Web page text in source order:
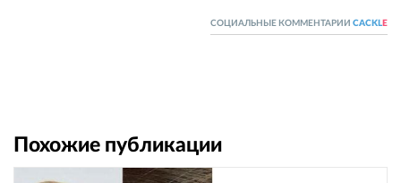
СОЦИАЛЬНЫЕ КОММЕНТАРИИ CACKL E
Похожие публикации